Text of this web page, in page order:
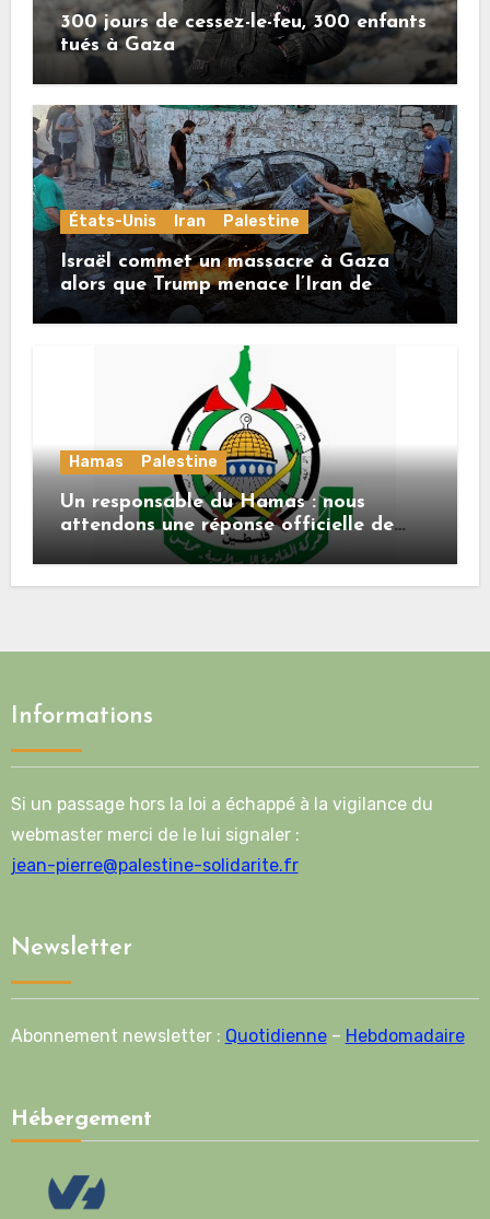
300 jours de cessez-le-feu, 300 enfants
tués à Gaza
États-Unis Iran Palestine
Israël commet un massacre à Gaza
alors que Trump menace l’Iran de
«décapitation»
Hamas Palestine
Un responsable du Hamas : nous
attendons une réponse officielle de
Mladenov concernant la feuille de
route de la deuxième phase de l’accord
Informations
Si un passage hors la loi a échappé à la vigilance du
webmaster merci de le lui signaler :
jean-pierre@palestine-solidarite.fr
Newsletter
Abonnement newsletter : Quotidienne– Hebdomadaire
Hébergement